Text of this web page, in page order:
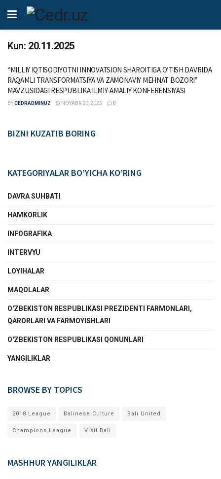
Kun: 20.11.2025
“MILLIY IQTISODIYOTNI INNOVATSION SHAROITIGA O’TISH DAVRIDA
RAQAMLI TRANSFORMATSIYA VA ZAMONAVIY MEHNAT BOZORI”
MAVZUSIDAGI RESPUBLIKA ILMIY-AMALIY KONFERENSIYASI
BYCEDRADMINUZ NOYABR 20, 2025 0
BIZNI KUZATIB BORING
KATEGORIYALAR BO’YICHA KO’RING
DAVRA SUHBATI
HAMKORLIK
INFOGRAFIKA
INTERVYU
LOYIHALAR
MAQOLALAR
O'ZBEKISTON RESPUBLIKASI PREZIDENTI FARMONLARI,
QARORLARI VA FARMOYISHLARI
O'ZBEKISTON RESPUBLIKASI QONUNLARI
YANGILIKLAR
BROWSE BY TOPICS
2018 League Balinese Culture Bali United
Champions League Visit Bali
MASHHUR YANGILIKLAR